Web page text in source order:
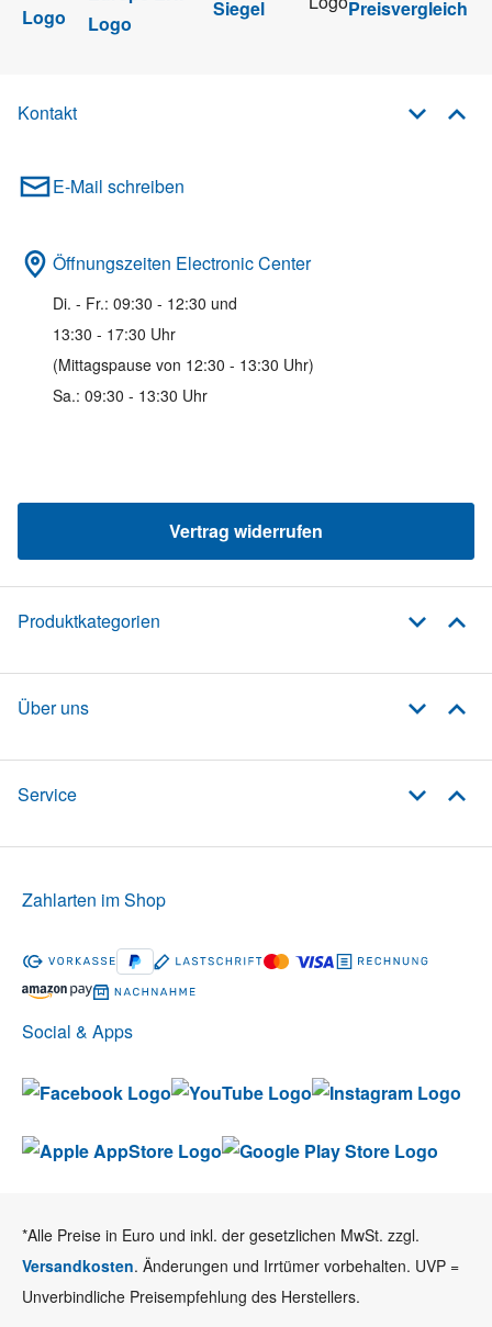
Kontakt
E-Mail schreiben
Öffnungszeiten Electronic Center
Di. - Fr.: 09:30 - 12:30 und
13:30 - 17:30 Uhr
(Mittagspause von 12:30 - 13:30 Uhr)
Sa.: 09:30 - 13:30 Uhr
Vertrag widerrufen
Produktkategorien
Über uns
Service
Social & Apps
Zahlarten im Shop
*Alle Preise in Euro und inkl. der gesetzlichen MwSt. zzgl.
Versandkosten. Änderungen und Irrtümer vorbehalten. UVP =
Unverbindliche Preisempfehlung des Herstellers.